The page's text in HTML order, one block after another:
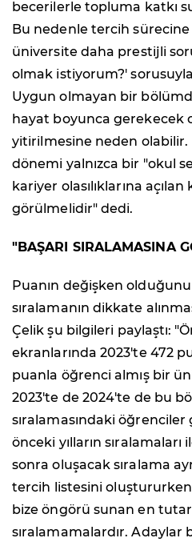
becerilerle topluma katkı
Bu nedenle tercih
üniversite daha prestijli
olmak istiyorum?'
Uygun olmayan bir
hayat boyunca gerekecek
yitirilmesine neden olabilir.
dönemi yalnızca bir "okul
kariyer olasılıklarına
görülmelidir" dedi.
"BAŞARI SIRALAMASINA
Puanın değişken
sıralamanın dikkate
Çelik şu bilgileri paylaştı:
ekranlarında 2023'te 472
puanla öğrenci almış bir
2023'te de 2024'te de bu
sıralamasındaki öğrenciler
önceki yılların
sonra oluşacak sıralama
tercih listesini
bize öngörü sunan en
sıralamamalardır. Adaylar